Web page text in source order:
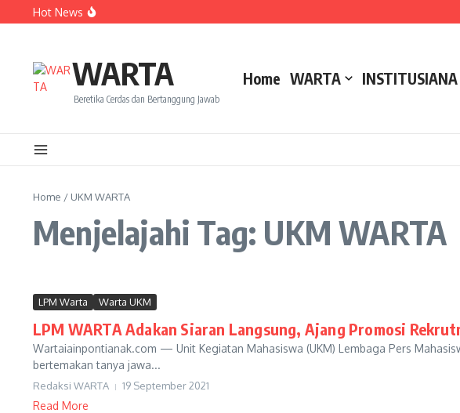
Lewati ke konten
Hot News
Amanah Baru Arskal Salim untuk Kemajuan IAIN Pontianak
WARTA
Beretika Cerdas dan Bertanggung Jawab
Home WARTA INSTITUSIANA
Home / UKM WARTA
Menjelajahi Tag: UKM WARTA
LPM Warta Warta UKM
LPM WARTA Adakan Siaran Langsung, Ajang Promosi
Wartaiainpontianak.com — Unit Kegiatan Mahasiswa (UKM) Lembaga Pers
bertemakan tanya jawa...
Redaksi WARTA 19 September 2021
Read More